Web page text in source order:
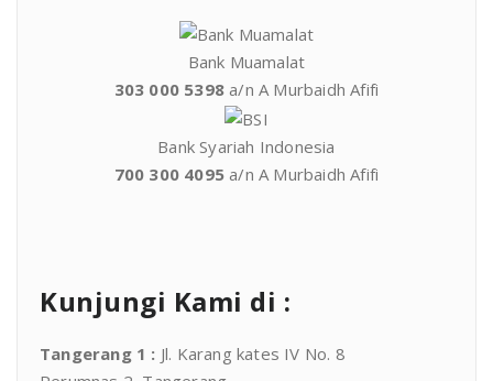
Bank Muamalat
303 000 5398 a/n A Murbaidh Afifi
Bank Syariah Indonesia
700 300 4095 a/n A Murbaidh Afifi
Kunjungi Kami di :
Tangerang 1 : Jl. Karang kates IV No. 8